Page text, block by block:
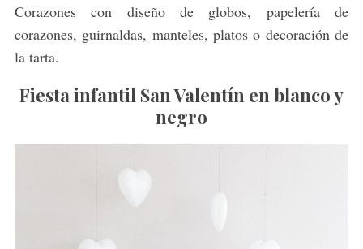
Corazones con diseño de globos, papelería de
corazones, guirnaldas, manteles, platos o decoración de
la tarta.
Fiesta infantil San Valentín en blanco y
negro